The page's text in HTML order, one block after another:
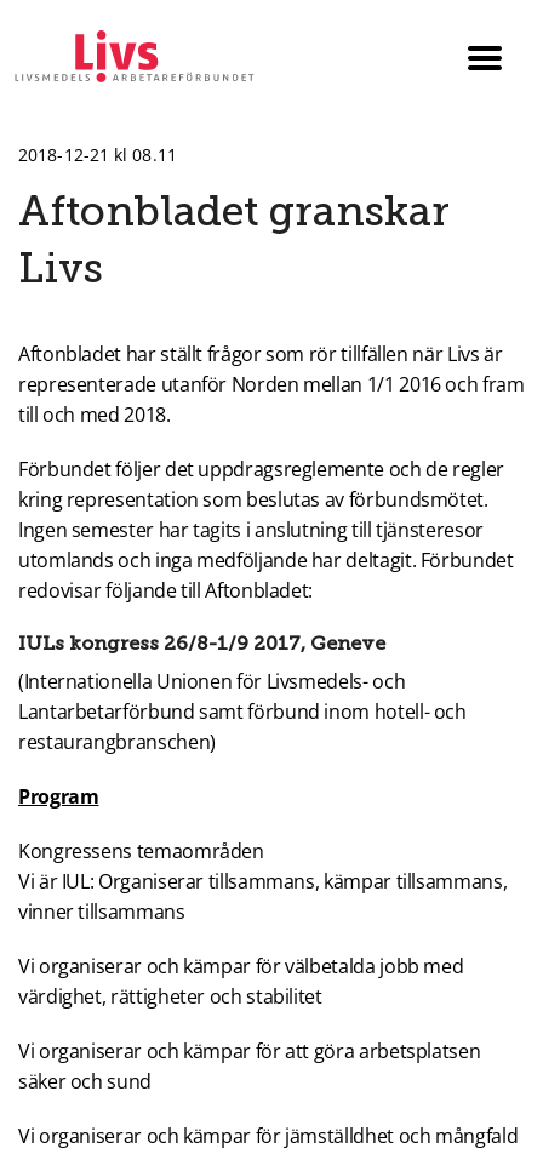
2018-12-21 kl 08.11
Aftonbladet granskar
Livs
Aftonbladet har ställt frågor som rör tillfällen när Livs är
representerade utanför Norden mellan 1/1 2016 och fram
till och med 2018.
Förbundet följer det uppdragsreglemente och de regler
kring representation som beslutas av förbundsmötet.
Ingen semester har tagits i anslutning till tjänsteresor
utomlands och inga medföljande har deltagit. Förbundet
redovisar följande till Aftonbladet:
IULs kongress 26/8-1/9 2017, Geneve
(Internationella Unionen för Livsmedels- och
Lantarbetarförbund samt förbund inom hotell- och
restaurangbranschen)
Program
Kongressens temaområden
Vi är IUL: Organiserar tillsammans, kämpar tillsammans,
vinner tillsammans
Vi organiserar och kämpar för välbetalda jobb med
värdighet, rättigheter och stabilitet
Vi organiserar och kämpar för att göra arbetsplatsen
säker och sund
Vi organiserar och kämpar för jämställdhet och mångfald